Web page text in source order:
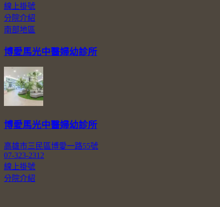
線上掛號
分院介紹
南部地區
博愛馬光中醫婦幼診所
博愛馬光中醫婦幼診所
高雄市三民區博愛一路55號
07-323-2312
線上掛號
分院介紹